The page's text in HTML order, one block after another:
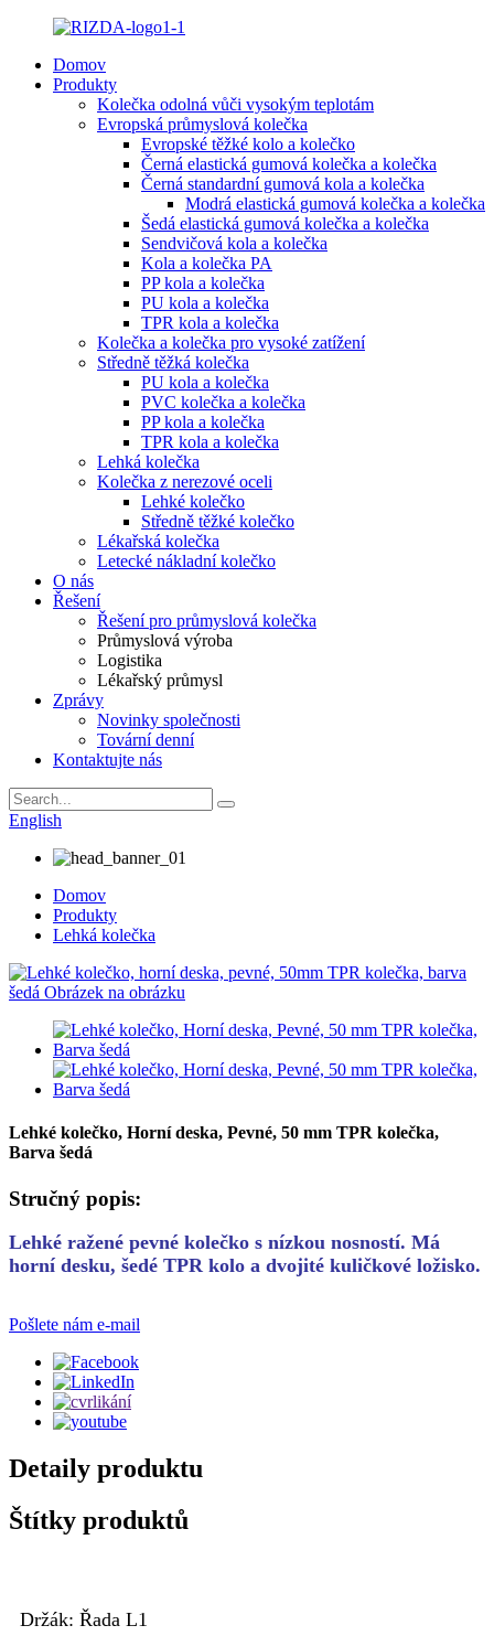
Domov
Produkty
Kolečka odolná vůči vysokým teplotám
Evropská průmyslová kolečka
Evropské těžké kolo a kolečko
Černá elastická gumová kolečka a kolečka
Černá standardní gumová kola a kolečka
Modrá elastická gumová kolečka a kolečka
Šedá elastická gumová kolečka a kolečka
Sendvičová kola a kolečka
Kola a kolečka PA
PP kola a kolečka
PU kola a kolečka
TPR kola a kolečka
Kolečka a kolečka pro vysoké zatížení
Středně těžká kolečka
PU kola a kolečka
PVC kolečka a kolečka
PP kola a kolečka
TPR kola a kolečka
Lehká kolečka
Kolečka z nerezové oceli
Lehké kolečko
Středně těžké kolečko
Lékařská kolečka
Letecké nákladní kolečko
O nás
Řešení
Řešení pro průmyslová kolečka
Průmyslová výroba
Logistika
Lékařský průmysl
Zprávy
Novinky společnosti
Tovární denní
Kontaktujte nás
English
Domov
Produkty
Lehká kolečka
Lehké kolečko, Horní deska, Pevné, 50 mm TPR kolečka,
Barva šedá
Stručný popis:
Lehké ražené pevné kolečko s nízkou nosností. Má
horní desku, šedé TPR kolo a dvojité kuličkové ložisko.
Pošlete nám e-mail
Detaily produktu
Štítky produktů
Držák: Řada L1